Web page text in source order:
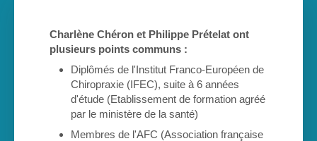
Charlène Chéron et Philippe Prételat ont
plusieurs points communs :
Diplômés de l'Institut Franco-Européen de
Chiropraxie (IFEC), suite à 6 années
d'étude (Etablissement de formation agréé
par le ministère de la santé)
Membres de l'AFC (Association française